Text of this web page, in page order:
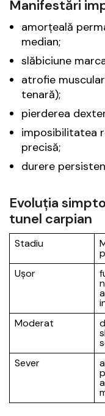
Manifestări
amorțeală
median;
slăbiciune
atrofie
tenară);
pierderea
imposibilitatea
precisă;
durere
Evoluția
tunel carpian
Stadiu
Ușor
Moderat
Sever